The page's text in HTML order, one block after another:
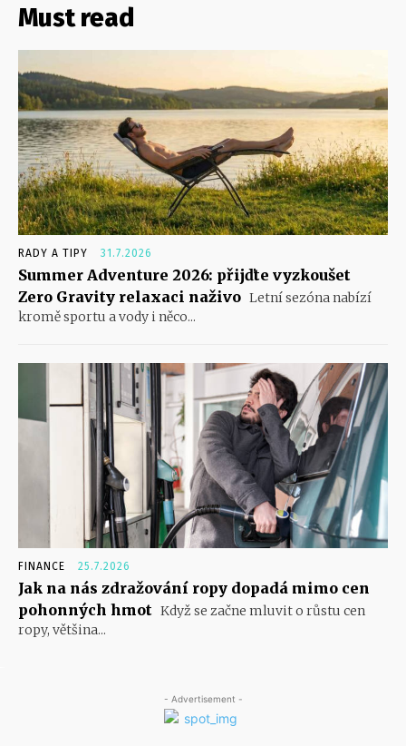
Must read
RADY A TIPY 31.7.2026
Summer Adventure 2026: přijďte vyzkoušet
Zero Gravity relaxaci naživo Letní sezóna nabízí
kromě sportu a vody i něco...
FINANCE 25.7.2026
Jak na nás zdražování ropy dopadá mimo cen
pohonných hmot Když se začne mluvit o růstu cen
ropy, většina...
- Advertisement -